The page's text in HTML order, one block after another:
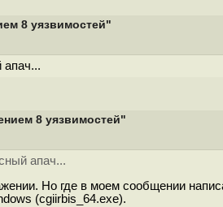
8 уязвимостей"
апач...
8 уязвимостей"
апач...
Но где в моем сообщении
(cgiirbis_64.exe).